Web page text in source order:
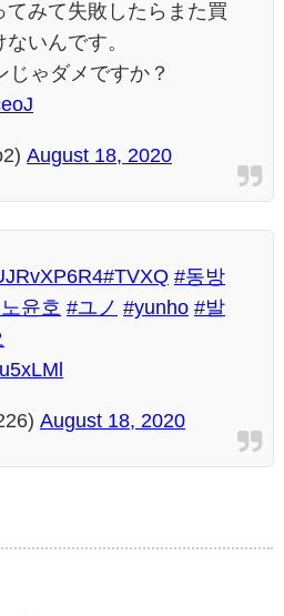
みて失敗したらまた買
いんです。
じゃダメですか？
August 18, 2020
#TVXQ #동방
윤호 #ユノ #yunho #발
August 18, 2020